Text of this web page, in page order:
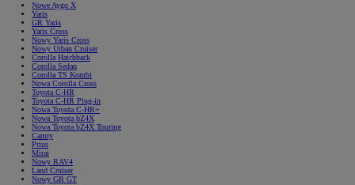
Nowe Aygo X
Yaris
GR Yaris
Yaris Cross
Nowy Yaris Cross
Nowy Urban Cruiser
Corolla Hatchback
Corolla Sedan
Corolla TS Kombi
Nowa Corolla Cross
Toyota C-HR
Toyota C-HR Plug-in
Nowa Toyota C-HR+
Nowa Toyota bZ4X
Nowa Toyota bZ4X Touring
Camry
Prius
Mirai
Nowy RAV4
Land Cruiser
Nowy GR GT